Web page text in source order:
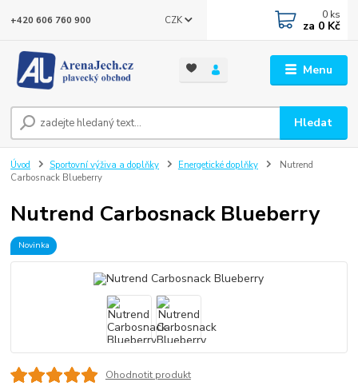
Menu
CZK
Hledat
+420 606 760 900 0 ks
za 0 Kč
Úvod Sportovní výživa a doplňky Energetické doplňky
Nutrend
Carbosnack Blueberry
Nutrend Carbosnack Blueberry
Novinka
Ohodnotit produkt